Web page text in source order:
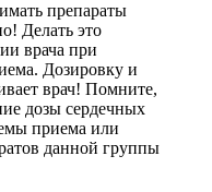
препараты
Делать это
врача при
Дозировку и
врач! Помните,
дозы сердечных
приема или
данной группы